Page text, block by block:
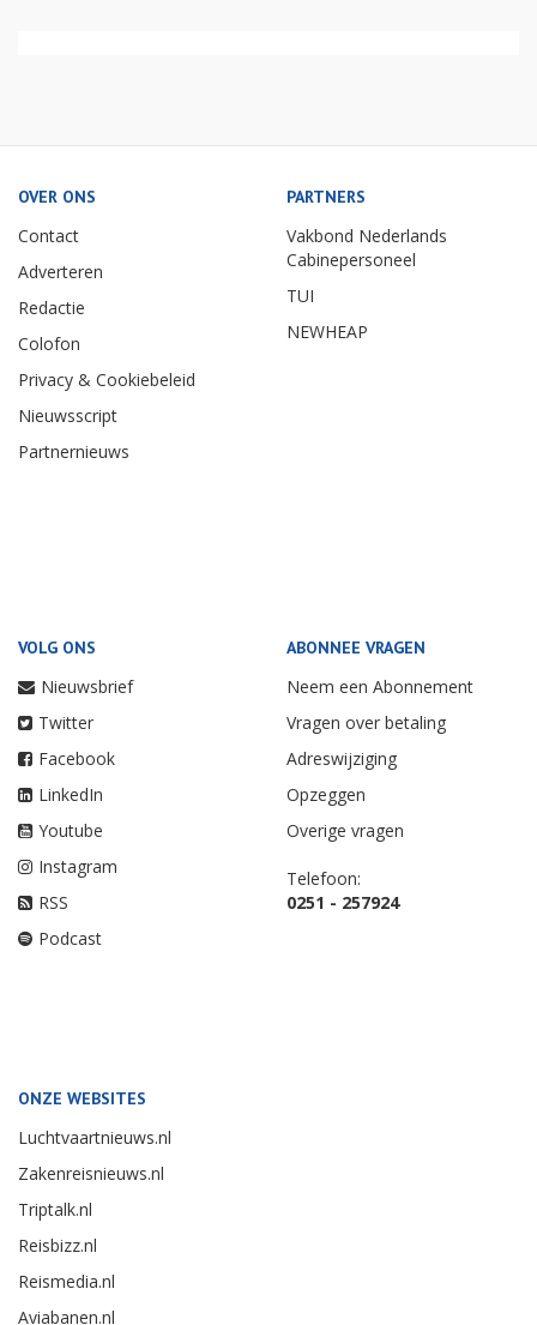
OVER ONS
Contact
Adverteren
Redactie
Colofon
Privacy & Cookiebeleid
Nieuwsscript
Partnernieuws
PARTNERS
Vakbond Nederlands
Cabinepersoneel
TUI
NEWHEAP
VOLG ONS
Nieuwsbrief
Twitter
Facebook
LinkedIn
Youtube
Instagram
RSS
Podcast
ABONNEE VRAGEN
Neem een Abonnement
Vragen over betaling
Adreswijziging
Opzeggen
Overige vragen
Telefoon:
0251 - 257924
ONZE WEBSITES
Luchtvaartnieuws.nl
Zakenreisnieuws.nl
Triptalk.nl
Reisbizz.nl
Reismedia.nl
Aviabanen.nl